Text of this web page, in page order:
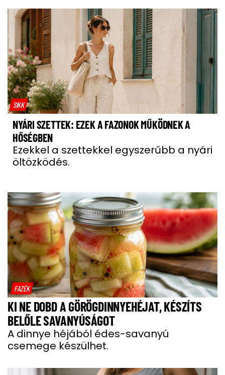
SIKK
NYÁRI SZETTEK: EZEK A FAZONOK MŰKÖDNEK A
HŐSÉGBEN
Ezekkel a szettekkel egyszerűbb a nyári
öltözködés.
FAZÉK
KI NE DOBD A GÖRÖGDINNYEHÉJAT, KÉSZÍTS
BELŐLE SAVANYÚSÁGOT
A dinnye héjából édes-savanyú
csemege készülhet.